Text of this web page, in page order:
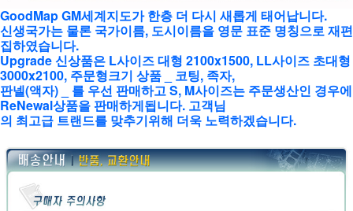
GoodMap GM세계지도가 한층 더 다시 새롭게 태어납니다.
신생국가는 물론 국가이름, 도시이름을 영문 표준 명칭으로 재편
집하였습니다.
Upgrade 신상품은 L사이즈 대형 2100x1500, LL사이즈 초대형
3000x2100, 주문형크기 상품 _ 코팅, 족자,
판넬(액자) _ 를 우선 판매하고 S, M사이즈는 주문생산인 경우에
ReNewal상품을 판매하게됩니다. 고객님
의 최고급 트랜드를 맞추기위해 더욱 노력하겠습니다.